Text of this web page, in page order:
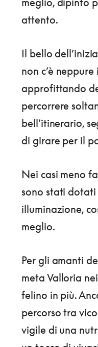
attento.
Il bello
non c’è
approfittando
percorrere
bell’itinerario,
di girare per il
Nei casi meno
sono stati
illuminazione,
meglio.
Per gli amanti
meta Valloria
felino in più.
percorso tra
vigile di una